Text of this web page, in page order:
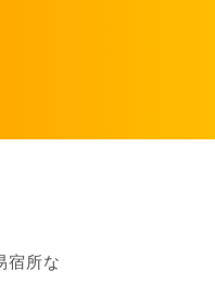
宿所な